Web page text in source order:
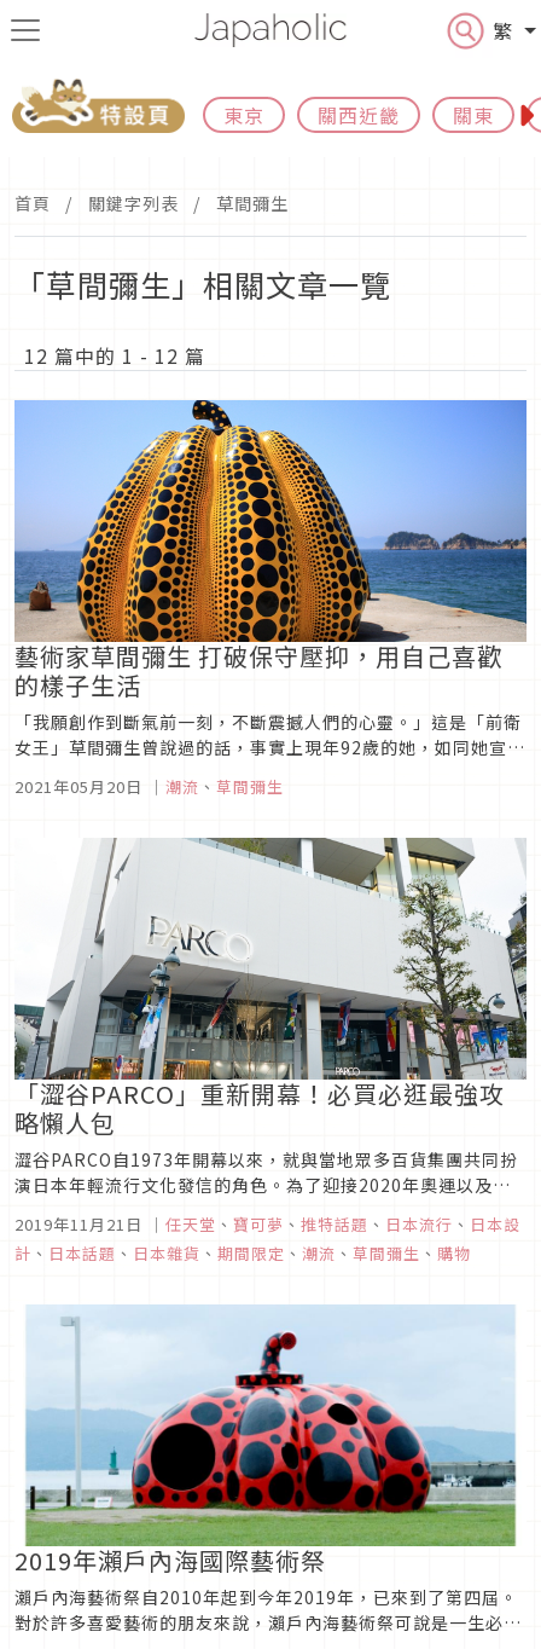
繁
東京 關西近畿 關東
首頁 關鍵字列表 草間彌生
「草間彌生」相關文章一覽
12 篇中的 1 - 12 篇
藝術家草間彌生 打破保守壓抑，用自己喜歡
的樣子生活
「我願創作到斷氣前一刻，不斷震撼人們的心靈。」這是「前衛
女王」草間彌生曾說過的話，事實上現年92歲的她，如同她宣言
之前，都經歷過什麼呢？從幻覺中獲得救贖，踏上追求藝術的旅
2021年05月20日 ｜ 潮流 、 草間彌生
「澀谷PARCO」重新開幕！必買必逛最強攻
略懶人包
澀谷PARCO自1973年開幕以來，就與當地眾多百貨集團共同扮
演日本年輕流行文化發信的角色。為了迎接2020年奧運以及
PARCO集團50週年，經過三年休業改裝，再次於11月22日重新
盛大開幕。澀谷PARCO這次重新開幕可說是近日東京最熱門的
話題，不但有許多熱門話題店進駐，更有無數限定商品等人入
2019年11月21日 ｜ 任天堂 、 寶可夢 、 推特話題 、 日本流行 、 日本設
計 、 日本話題 、 日本雜貨 、 期間限定 、 潮流 、 草間彌生 、 購物
2019年瀨戶內海國際藝術祭
瀨戶內海藝術祭自2010年起到今年2019年，已來到了第四屆。
對於許多喜愛藝術的朋友來說，瀨戶內海藝術祭可說是一生必去